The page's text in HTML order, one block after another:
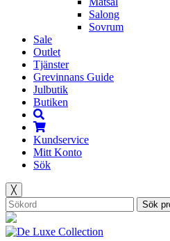
Salong
Sovrum
Sale
Outlet
Tjänster
Grevinnans Guide
Julbutik
Butiken
Kundservice
Mitt Konto
Sök
╳
Sök